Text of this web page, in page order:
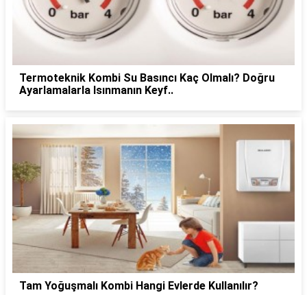
Termoteknik Kombi Su Basıncı Kaç Olmalı? Doğru
Ayarlamalarla Isınmanın Keyf..
Tam Yoğuşmalı Kombi Hangi Evlerde Kullanılır?